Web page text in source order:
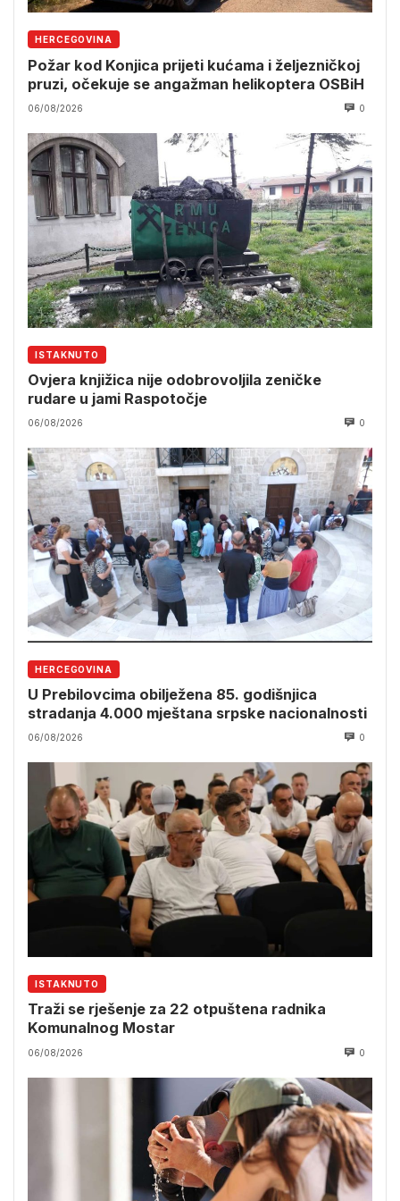
HERCEGOVINA
Požar kod Konjica prijeti kućama i željezničkoj
pruzi, očekuje se angažman helikoptera OSBiH
06/08/2026 0
ISTAKNUTO
Ovjera knjižica nije odobrovoljila zeničke
rudare u jami Raspotočje
06/08/2026 0
HERCEGOVINA
U Prebilovcima obilježena 85. godišnjica
stradanja 4.000 mještana srpske nacionalnosti
06/08/2026 0
ISTAKNUTO
Traži se rješenje za 22 otpuštena radnika
Komunalnog Mostar
06/08/2026 0